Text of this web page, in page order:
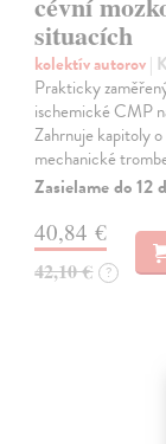
situacích
kolektív autorov|
Prakticky
ischemické CMP
Zahrnuje kapitoly
mechanické
Zasielame do 12
40,84 €
42,10 € ?